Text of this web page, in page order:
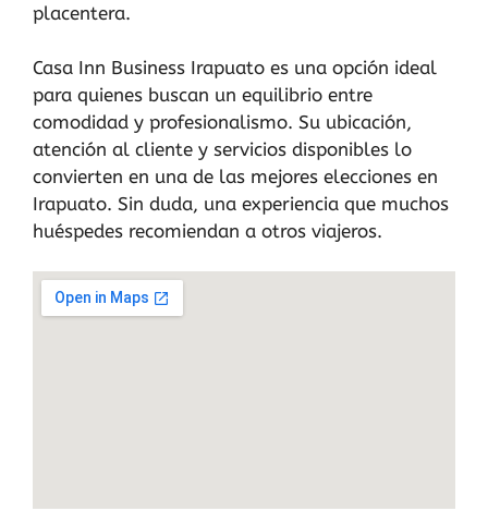
placentera.
Casa Inn Business Irapuato es una opción ideal
para quienes buscan un equilibrio entre
comodidad y profesionalismo. Su ubicación,
atención al cliente y servicios disponibles lo
convierten en una de las mejores elecciones en
Irapuato. Sin duda, una experiencia que muchos
huéspedes recomiendan a otros viajeros.